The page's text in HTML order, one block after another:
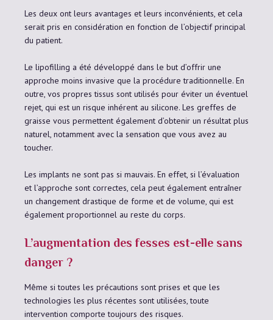
Les deux ont leurs avantages et leurs inconvénients, et cela
serait pris en considération en fonction de l’objectif principal
du patient.
Le lipofilling a été développé dans le but d’offrir une
approche moins invasive que la procédure traditionnelle. En
outre, vos propres tissus sont utilisés pour éviter un éventuel
rejet, qui est un risque inhérent au silicone. Les greffes de
graisse vous permettent également d’obtenir un résultat plus
naturel, notamment avec la sensation que vous avez au
toucher.
Les implants ne sont pas si mauvais. En effet, si l’évaluation
et l’approche sont correctes, cela peut également entraîner
un changement drastique de forme et de volume, qui est
également proportionnel au reste du corps.
L’augmentation des fesses est-elle sans
danger ?
Même si toutes les précautions sont prises et que les
technologies les plus récentes sont utilisées, toute
intervention comporte toujours des risques.